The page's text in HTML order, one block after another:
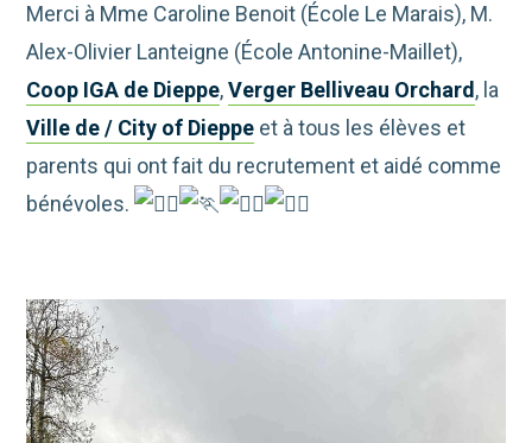
Merci à Mme Caroline Benoit (École Le Marais), M.
Alex-Olivier Lanteigne (École Antonine-Maillet),
Coop IGA de Dieppe,Verger Belliveau Orchard, la
Ville de / City of Dieppe et à tous les élèves et
parents qui ont fait du recrutement et aidé comme
bénévoles.